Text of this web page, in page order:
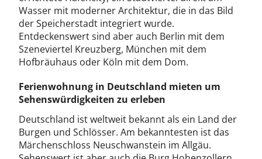
Wasser mit moderner Architektur, die in das Bild
der Speicherstadt integriert wurde.
Entdeckenswert sind aber auch Berlin mit dem
Szeneviertel Kreuzberg, München mit dem
Hofbräuhaus oder Köln mit dem Dom.
Ferienwohnung in Deutschland mieten um
Sehenswürdigkeiten zu erleben
Deutschland ist weltweit bekannt als ein Land der
Burgen und Schlösser. Am bekanntesten ist das
Märchenschloss Neuschwanstein im Allgäu.